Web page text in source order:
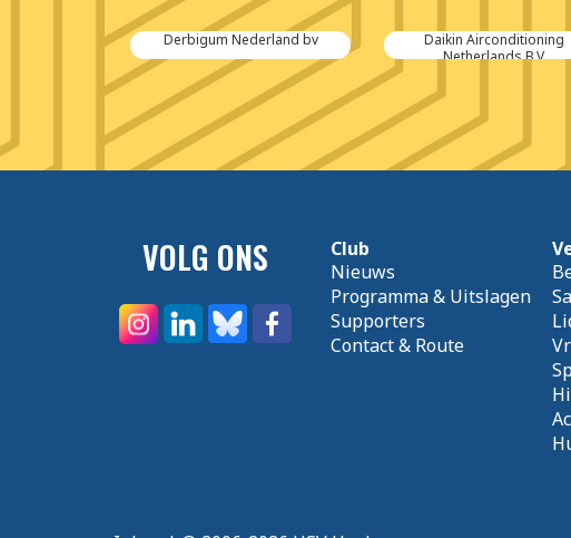
Derbigum Nederland bv
Daikin Airconditioning
Netherlands B.V.
VOLG ONS
Club
Nieuws
Programma & Uitslagen
Supporters
Contact & Route